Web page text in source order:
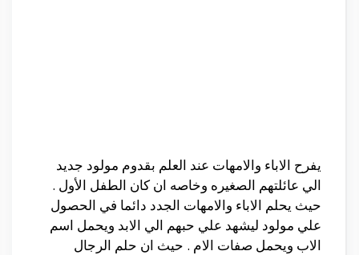
يفرح الاباء والامهات عند العلم بقدوم مولود جديد
الي عائلتهم الصغيره وخاصه ان كان الطفل الأول .
حيث يحلم الاباء والامهات الجدد دائما في الحصول
علي مولود ليشهد علي حبهم الي الابد ويحمل اسم
الاب ويحمل صفات الام . حيث ان حلم الرجال